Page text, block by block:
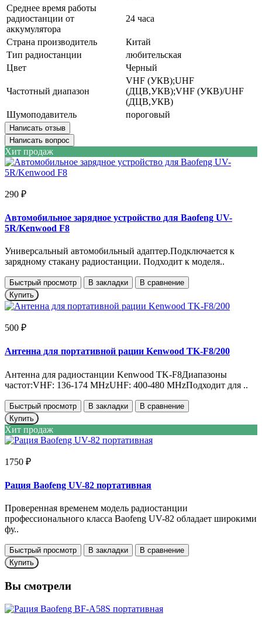
Среднее время работы
радиостанции от
аккумулятора
24 часа
Страна производитель
Китай
Тип радиостанции
любительская
Цвет
Черный
Частотный диапазон
VHF (УКВ);UHF
(ДЦВ,УКВ);VHF (УКВ)/UHF
(ДЦВ,УКВ)
Шумоподавитель
пороговый
Написать отзыв
Написать вопрос
Хит продаж
290 ₽
Автомобильное зарядное устройство для Baofeng UV-
5R/Kenwood F8
Универсальный автомобильный адаптер.Подключается к
зарядному стакану радиостанции. Подходит к моделя..
Быстрый просмотр В закладки
В сравнение
Купить
500 ₽
Антенна для портативной рации Kenwood TK-F8/200
Антенна для радиостанции Kenwood TK-F8Диапазоны
частот:VHF: 136-174 MHzUHF: 400-480 MHzПодходит для ..
Быстрый просмотр В закладки
В сравнение
Купить
Хит продаж
1750 ₽
Рация Baofeng UV-82 портативная
Проверенная временем модель радиостанции
профессионального класса Baofeng UV-82 обладает широкими
фу..
Быстрый просмотр В закладки
В сравнение
Купить
Вы смотрели